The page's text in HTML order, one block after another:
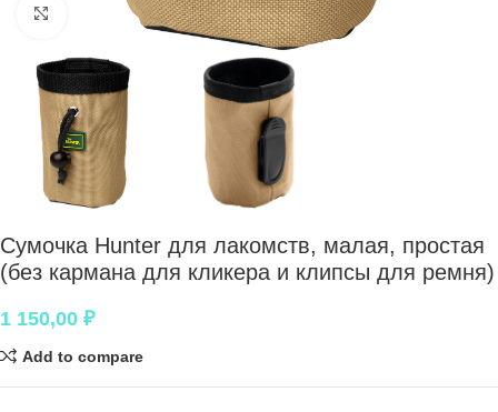
Нажмите, чтобы увеличить
Сумочка Hunter для лакомств, малая, простая
(без кармана для кликера и клипсы для ремня)
1 150,00 ₽
Add to compare